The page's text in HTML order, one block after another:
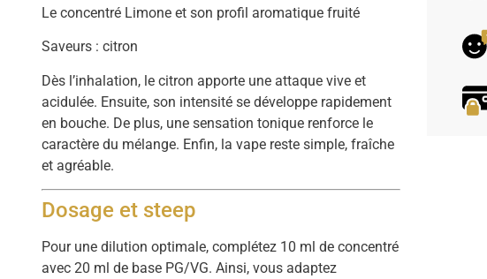
Le concentré Limone et son profil aromatique fruité
Saveurs : citron
Dès l’inhalation, le citron apporte une attaque vive et
acidulée. Ensuite, son intensité se développe rapidement
en bouche. De plus, une sensation tonique renforce le
caractère du mélange. Enfin, la vape reste simple, fraîche
et agréable.
Dosage et steep
Pour une dilution optimale, complétez 10 ml de concentré
avec 20 ml de base PG/VG. Ainsi, vous adaptez